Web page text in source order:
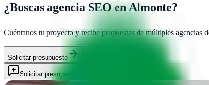
¿Buscas agencia SEO enAlmonte?
Cuéntanos tu proyecto y recibe propuestas de múltiples agencias
Solicitar presupuesto
Solicitar presupuesto